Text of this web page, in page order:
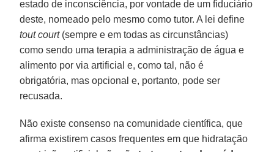
estado de inconsciência, por vontade de um fiduciário
deste, nomeado pelo mesmo como tutor. A lei define
tout court(sempre e em todas as circunstâncias)
como sendo uma terapia a administração de água e
alimento por via artificial e, como tal, não é
obrigatória, mas opcional e, portanto, pode ser
recusada.
Não existe consenso na comunidade científica, que
afirma existirem casos frequentes em que hidratação